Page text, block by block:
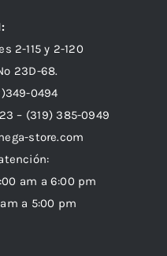
2-115 y 2-120
23D-68.
0494
– (319) 385-0949
store.com
am a 6:00 pm
a 5:00 pm